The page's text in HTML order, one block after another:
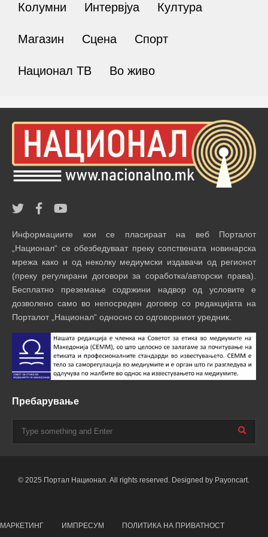
Колумни Интервјуа Култура
Магазин Сцена Спорт
Национал ТВ Во живо
Информациите кои се пласираат на веб Порталот
„Национал“ се обезбедуваат преку сопствената новинарска
мрежа како и од неколку медиумски издавачи од регионот
(преку регулирани договори за соработка/авторски права).
Бесплатно преземање содржини надвор од условите е
дозволено само во непосреден договор со редакцијата на
Порталот „Национал“ односно со одговорниот уредник.
Пребарување
© 2025 Портал Национал. All rights reserved. Designed by Payoncart.
МАРКЕТИНГ ИМПРЕСУМ ПОЛИТИКА НА ПРИВАТНОСТ